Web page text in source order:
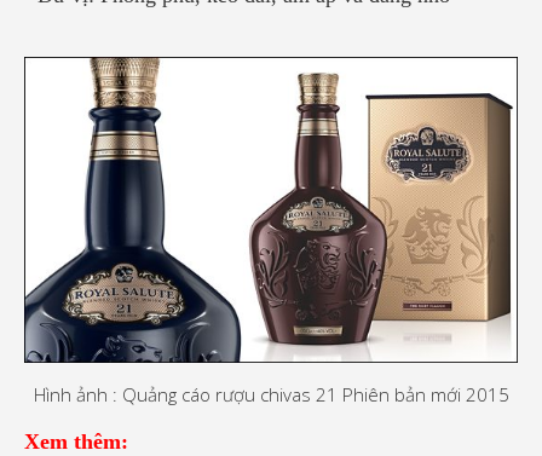
Hình ảnh : Quảng cáo rượu chivas 21 Phiên bản mới 2015
Xem thêm: